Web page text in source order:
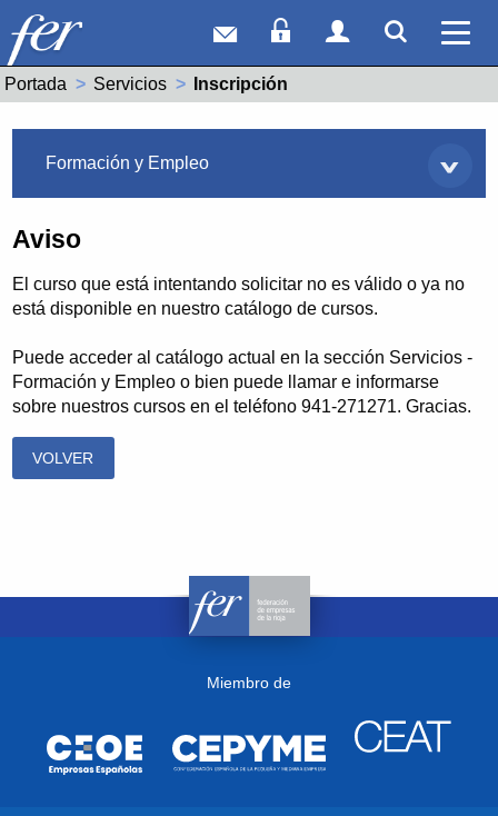
Correo webAcceso Socios
Acceso
Portada Servicios Actual:
Inscripción
Formación y Empleo
Aviso
El curso que está intentando solicitar no es válido o ya no
está disponible en nuestro catálogo de cursos.
Puede acceder al catálogo actual en la sección Servicios -
Formación y Empleo o bien puede llamar e informarse
sobre nuestros cursos en el teléfono 941-271271. Gracias.
VOLVER
Miembro de